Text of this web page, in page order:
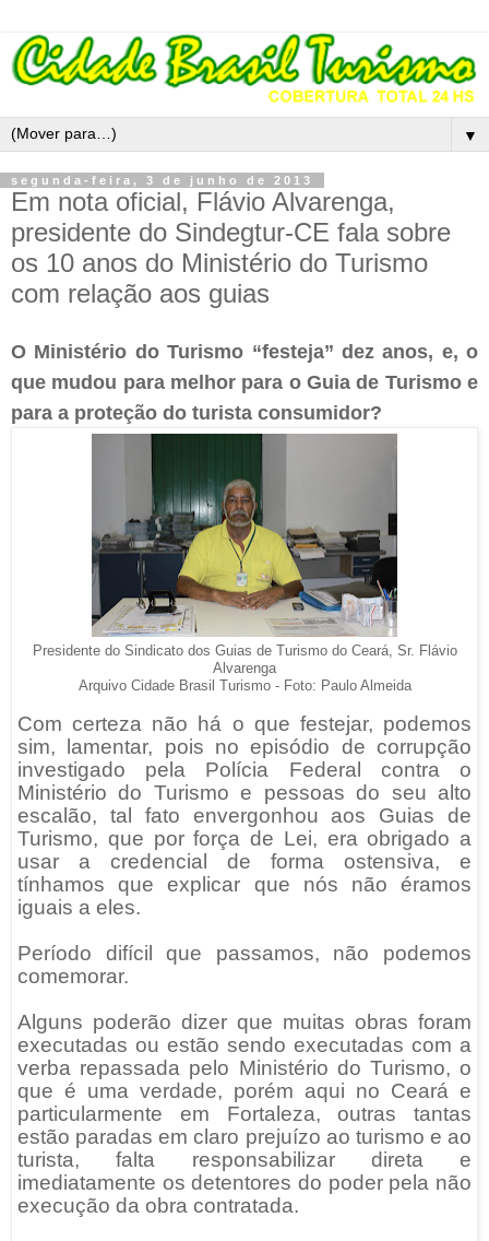
▼
segunda-feira, 3 de junho de 2013
Em nota oficial, Flávio Alvarenga,
presidente do Sindegtur-CE fala sobre
os 10 anos do Ministério do Turismo
com relação aos guias
O Ministério do Turismo “festeja” dez anos, e, o
que mudou para melhor para o Guia de Turismo e
para a proteção do turista consumidor?
Presidente do Sindicato dos Guias de Turismo do Ceará, Sr. Flávio
Alvarenga
Arquivo Cidade Brasil Turismo - Foto: Paulo Almeida
Com certeza não há o que festejar, podemos
sim, lamentar, pois no episódio de corrupção
investigado pela Polícia Federal contra o
Ministério do Turismo e pessoas do seu alto
escalão, tal fato envergonhou aos Guias de
Turismo, que por força de Lei, era obrigado a
usar a credencial de forma ostensiva, e
tínhamos que explicar que nós não éramos
iguais a eles.
Período difícil que passamos, não podemos
comemorar.
Alguns poderão dizer que muitas obras foram
executadas ou estão sendo executadas com a
verba repassada pelo Ministério do Turismo, o
que é uma verdade, porém aqui no Ceará e
particularmente em Fortaleza, outras tantas
estão paradas em claro prejuízo ao turismo e ao
turista, falta responsabilizar direta e
imediatamente os detentores do poder pela não
execução da obra contratada.